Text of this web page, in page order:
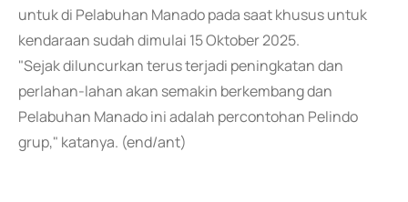
untuk di Pelabuhan Manado pada saat khusus untuk
kendaraan sudah dimulai 15 Oktober 2025.
"Sejak diluncurkan terus terjadi peningkatan dan
perlahan-lahan akan semakin berkembang dan
Pelabuhan Manado ini adalah percontohan Pelindo
grup," katanya. (end/ant)